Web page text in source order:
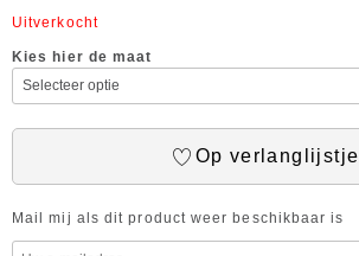
Uitverkocht
Kies hier de maat
Op verlanglijstje
Mail mij als dit product weer beschikbaar is